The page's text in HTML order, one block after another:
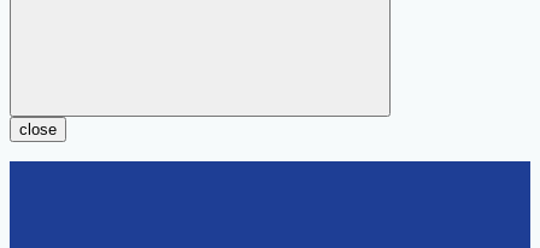
close